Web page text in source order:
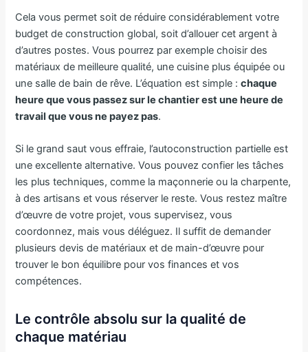
Cela vous permet soit de réduire considérablement votre
budget de construction global, soit d’allouer cet argent à
d’autres postes. Vous pourrez par exemple choisir des
matériaux de meilleure qualité, une cuisine plus équipée ou
une salle de bain de rêve. L’équation est simple :chaque
heure que vous passez sur le chantier est une heure de
travail que vous ne payez pas.
Si le grand saut vous effraie, l’autoconstruction partielle est
une excellente alternative. Vous pouvez confier les tâches
les plus techniques, comme la maçonnerie ou la charpente,
à des artisans et vous réserver le reste. Vous restez maître
d’œuvre de votre projet, vous supervisez, vous
coordonnez, mais vous déléguez. Il suffit de demander
plusieurs devis de matériaux et de main-d’œuvre pour
trouver le bon équilibre pour vos finances et vos
compétences.
Le contrôle absolu sur la qualité de
chaque matériau